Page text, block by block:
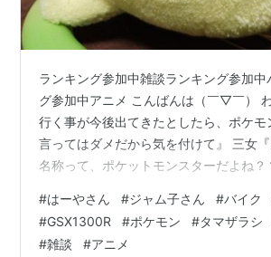
ランキング参加中雑談ランキング参加中
グ参加中アニメ こんばんは（￣▽￣）
行く事が今後出てきたとしたら、ポケモ
言ってはダメだから気を付けて』 三女
名称って、ポケットモンスターだよね？
さんはご存知かと思いますが・・・ ・ポ
ー＝ち〇こ なので・・・。 三女『マジ
ジ』 そう言えば最近、長女が『タマザラ
#はーやさん #ジャム子さん #バイク
#GSX1300R #ポケモン #タマザラシ
#雑談 #アニメ